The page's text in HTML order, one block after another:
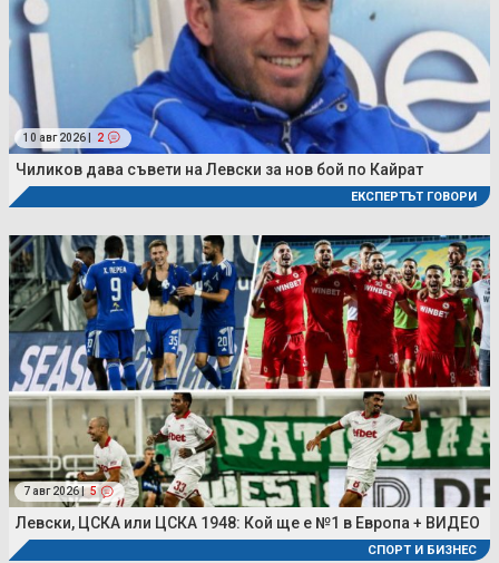
10 авг 2026 | 2
Чиликов дава съвети на Левски за нов бой по Кайрат
ЕКСПЕРТЪТ ГОВОРИ
7 авг 2026 | 5
Левски, ЦСКА или ЦСКА 1948: Кой ще е №1 в Европа + ВИДЕО
СПОРТ И БИЗНЕС